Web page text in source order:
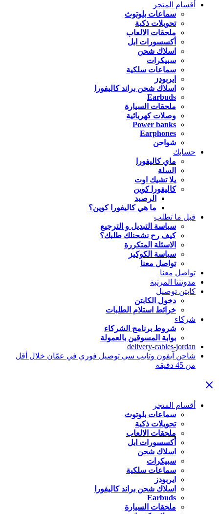
أقسام المتجر
سماعات بلوتوث
تحويلات ذكية
ملحقات الالعاب
أكسسورات ابل
اسلاك شحن
سبيكرات
سماعات سلكية
ايربودز
اسلاك شحن براند كاليفورا
Earbuds
ملحقات السيارة
وصلات كهربائية
Power banks
Earphones
شواحن
حسابك
ماي كاليفورا
السلة
يلا تشيك اوت
كاليفورا كوين
الرصيد
ما هي كاليفورا كوين؟
قبل ما تطلب
سياسة التبديل و الترجيع
كيف رح نشحنلك طلبك؟
الاسئلة المتكررة
سياسة الكوكيز
تواصل معنا
تواصل معنا
مدونتنا المرتبة
كابتن توصيل
دخول الكابتن
خرائط استلام الطلبات
شركاء
شروط برنامج الشركاء
بوابة المسوقين بالعمولة
delivery-cables-jordan
شاحن آيفون وتايب سي توصيل فوري في عمّان خلال أقل
من 45 دقيقة
أقسام المتجر
سماعات بلوتوث
تحويلات ذكية
ملحقات الالعاب
أكسسورات ابل
اسلاك شحن
سبيكرات
سماعات سلكية
ايربودز
اسلاك شحن براند كاليفورا
Earbuds
ملحقات السيارة